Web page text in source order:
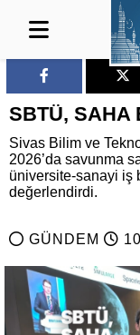
SBTÜ, SAHA
Sivas Bilim ve
2026’da savunma
üniversite-sanayi iş
değerlendirdi.
GÜNDEM